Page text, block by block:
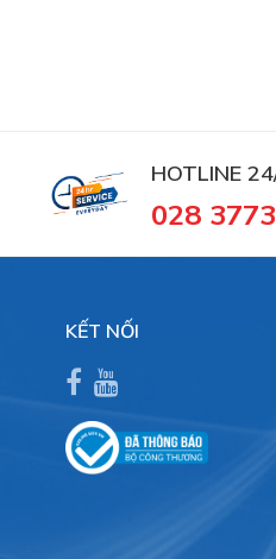
HOTLINE
028
KẾT NỐI